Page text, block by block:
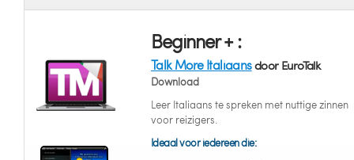
Beginner + :
Talk More Italiaansdoor EuroTalk
Download
Leer Italiaans te spreken met nuttige zinnen
voor reizigers.
Ideaal voor iedereen die: